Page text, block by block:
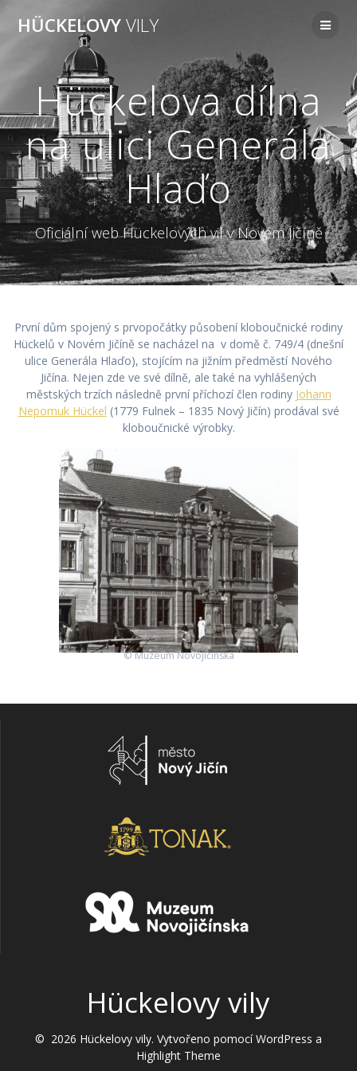
HÜCKELOVYVILY
Hückelova dílna
na ulici Generála
Hlaďo
Oficiální web Hückelových vil v Novém Jičíně
První dům spojený s prvopočátky působení kloboučnické rodiny
Hückelů v Novém Jičíně se nacházel na v domě č. 749/4 (dnešní
ulice Generála Hlaďo), stojícím na jižním předměstí Nového
Jičína. Nejen zde ve své dílně, ale také na vyhlášených
městských trzích následně první příchozí člen rodiny Johann
Nepomuk Hückel (1779 Fulnek – 1835 Nový Jičín) prodával své
kloboučnické výrobky.
© Muzeum Novojičínska
Hückelovy vily
© 2026 Hückelovy vily. Vytvořeno pomocí WordPress a
Highlight Theme